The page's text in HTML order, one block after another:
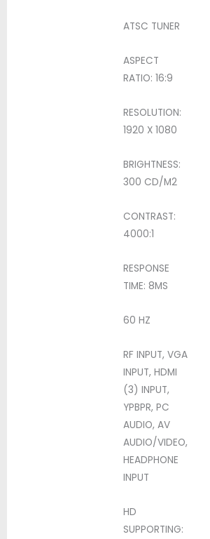
ATSC TUNER
ASPECT
RATIO: 16:9
RESOLUTION:
1920 X 1080
BRIGHTNESS:
300 CD/M2
CONTRAST:
4000:1
RESPONSE
TIME: 8MS
60 HZ
RF INPUT, VGA
INPUT, HDMI
(3) INPUT,
YPBPR, PC
AUDIO, AV
AUDIO/VIDEO,
HEADPHONE
INPUT
HD
SUPPORTING: